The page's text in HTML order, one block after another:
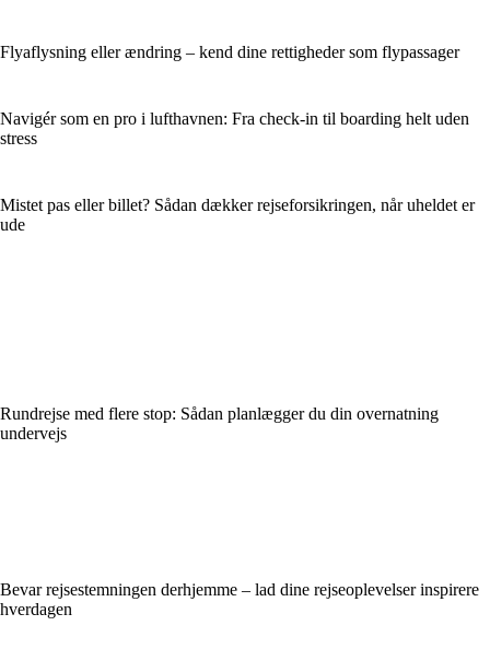
Flyaflysning eller ændring – kend dine rettigheder som flypassager
Navigér som en pro i lufthavnen: Fra check-in til boarding helt uden
stress
Mistet pas eller billet? Sådan dækker rejseforsikringen, når uheldet er
ude
Rundrejse med flere stop: Sådan planlægger du din overnatning
undervejs
Bevar rejsestemningen derhjemme – lad dine rejseoplevelser inspirere
hverdagen